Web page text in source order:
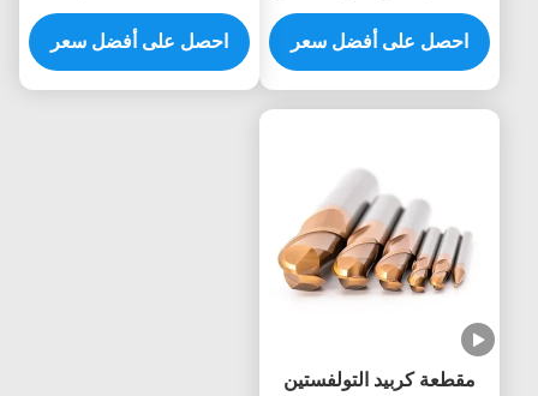
زاوية قطع حافة 45-60
درجة
احصل على أفضل سعر
التغذية 50-150mm الطول
الكلي
احصل على أفضل سعر
مقطعة كربيد التولفستين